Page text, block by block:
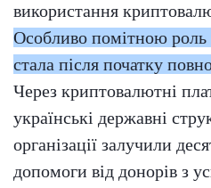
використання
Особливо помітною роль
стала після початку
Через криптовалютні
українські державні
організації залучили
допомоги від донорів з